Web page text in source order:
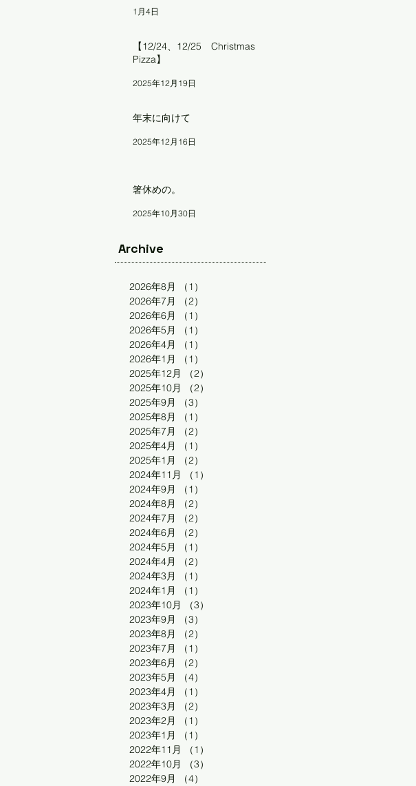
1月4日
【12/24、12/25 Christmas
Pizza】
2025年12月19日
年末に向けて
2025年12月16日
箸休めの。
2025年10月30日
Archive
2026年8月 （1）
2026年7月
（2）
2026年6月
（1）
2026年5月
（1）
2026年4月
（1）
2026年1月
（1）
2025年12月
（2）
2025年10月
（2）
2025年9月
（3）
2025年8月
（1）
2025年7月
（2）
2025年4月
（1）
2025年1月
（2）
2024年11月
（1）
2024年9月
（1）
2024年8月
（2）
2024年7月
（2）
2024年6月
（2）
2024年5月
（1）
2024年4月
（2）
2024年3月
（1）
2024年1月
（1）
2023年10月
（3）
2023年9月
（3）
2023年8月
（2）
2023年7月
（1）
2023年6月
（2）
2023年5月
（4）
2023年4月
（1）
2023年3月
（2）
2023年2月
（1）
2023年1月
（1）
2022年11月
（1）
2022年10月
（3）
2022年9月
（4）